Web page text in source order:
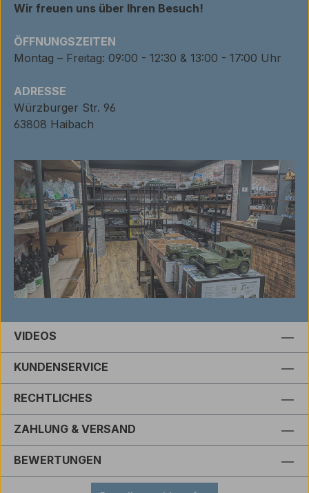
Wir freuen uns über Ihren Besuch!
ÖFFNUNGSZEITEN
Montag – Freitag: 09:00 - 12:30 & 13:00 - 17:00 Uhr
ADRESSE
Würzburger Str. 96
63808 Haibach
VIDEOS
KUNDENSERVICE
RECHTLICHES
ZAHLUNG & VERSAND
BEWERTUNGEN